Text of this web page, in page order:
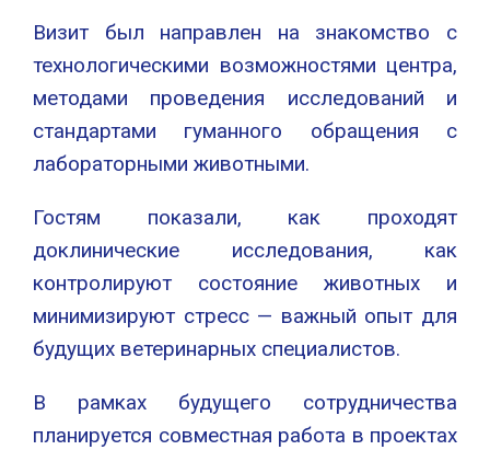
Визит был направлен на знакомство с
технологическими возможностями центра,
методами проведения исследований и
стандартами гуманного обращения с
лабораторными животными.
Гостям показали, как проходят
доклинические исследования, как
контролируют состояние животных и
минимизируют стресс — важный опыт для
будущих ветеринарных специалистов.
В рамках будущего сотрудничества
планируется совместная работа в проектах